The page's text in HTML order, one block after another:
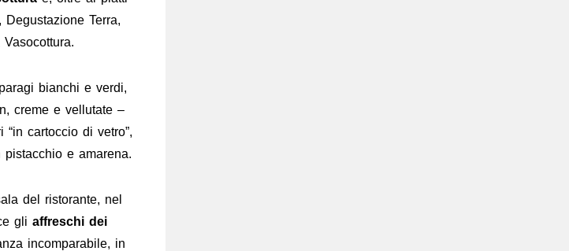
Terra,
bianchi e verdi,
creme e vellutate –
cartoccio di vetro”,
e amarena.
del ristorante, nel
gli affreschi dei
incomparabile, in